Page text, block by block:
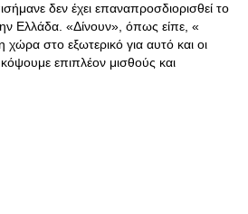
δεν έχει επαναπροσδιορισθεί το
Ελλάδα. «Δίνουν», όπως είπε, «
χώρα στο εξωτερικό για αυτό και οι
επιπλέον μισθούς και